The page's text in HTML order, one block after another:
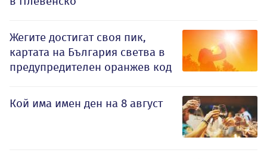
Жегите достигат своя пик,
картата на България светва в
предупредителен оранжев код
Кой има имен ден на 8 август